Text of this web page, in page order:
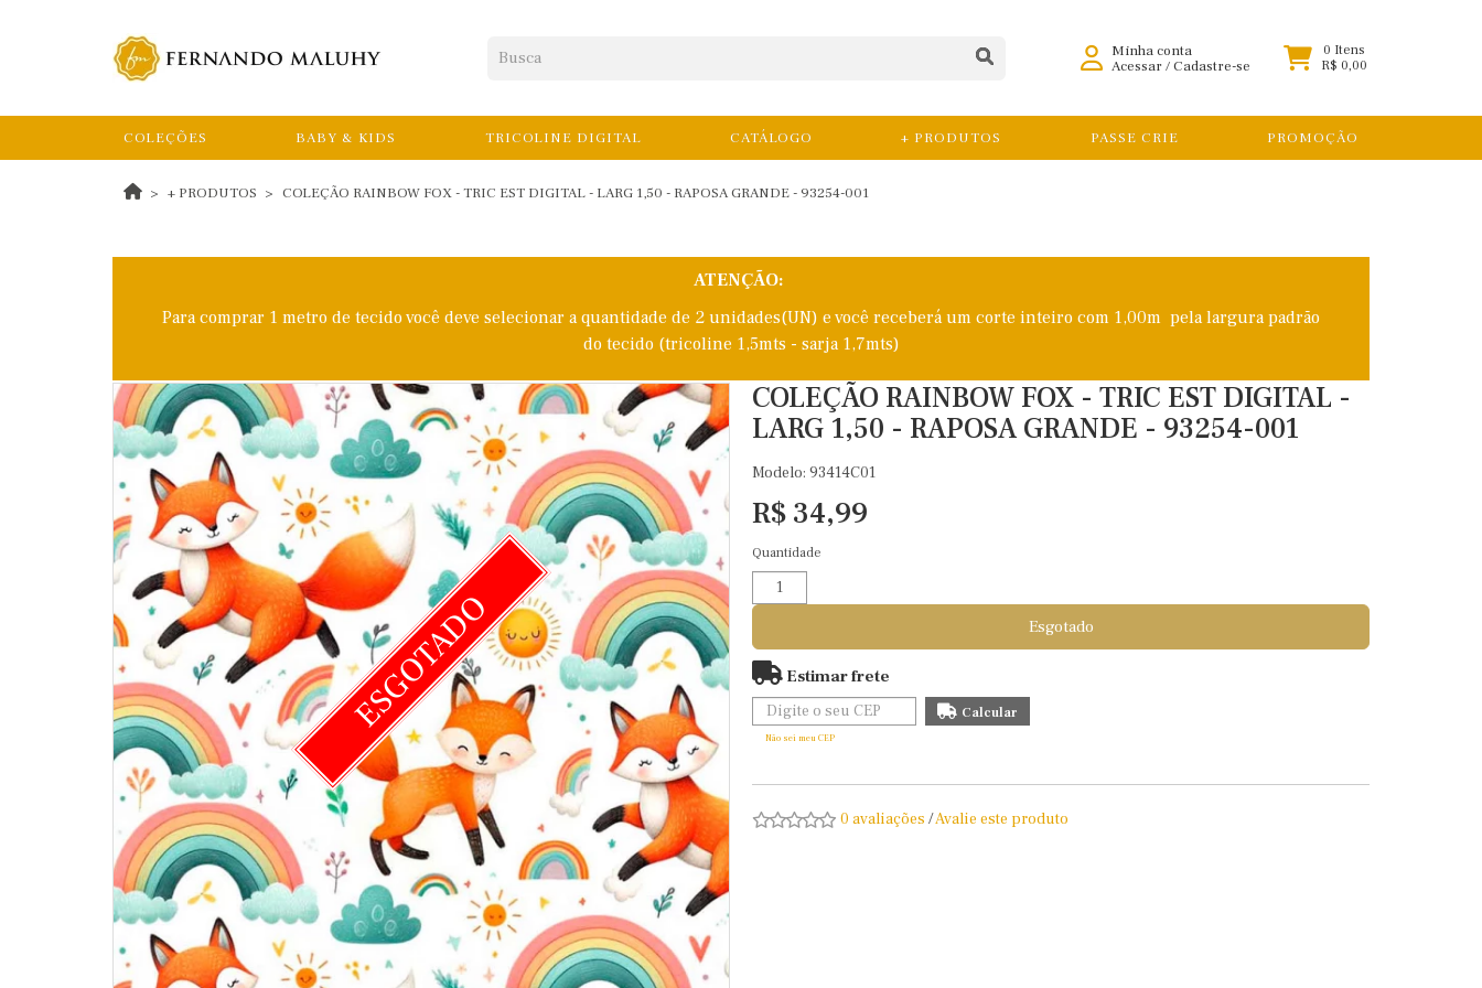
Minha conta
Acessar/Cadastre-se
0 Itens
R$ 0,00
COLEÇÕES BABY & KIDS TRICOLINE DIGITAL CATÁLOGO + PRODUTOS PASSE CRIE PROMOÇÃO
+ PRODUTOS COLEÇÃO RAINBOW FOX - TRIC EST DIGITAL - LARG 1,50 - RAPOSA GRANDE - 93254-001
ATENÇÃO:
Para comprar 1 metro de tecido você deve selecionar a quantidade de 2 unidades(UN) e você receberá um corte inteiro com 1,00m pela largura padrão
do tecido (tricoline 1,5mts - sarja 1,7mts)
ESGOTADO
COLEÇÃO RAINBOW FOX - TRIC EST DIGITAL -
LARG 1,50 - RAPOSA GRANDE - 93254-001
Modelo: 93414C01
R$ 34,99
Quantidade
Esgotado
Estimar frete
Não sei meu CEP
0 avaliações /Avalie este produto